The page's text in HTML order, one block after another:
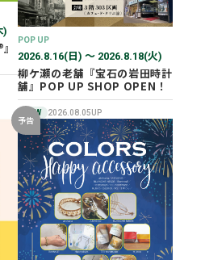
)
POP UP
2026.8.16(日) 〜 2026.8.18(火)
柳ケ瀬の老舗『宝石の岩田時計
舗』POP UP SHOP OPEN！
NEW 2026.08.05UP
予告